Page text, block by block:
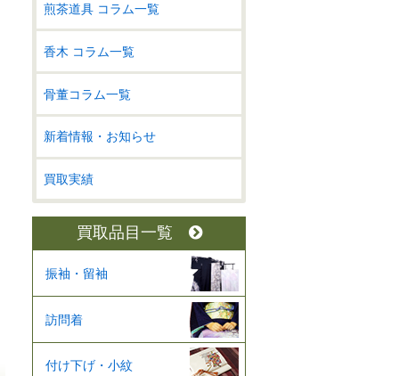
煎茶道具 コラム一覧
香木 コラム一覧
骨董コラム一覧
新着情報・お知らせ
買取実績
買取品目一覧
振袖・留袖
訪問着
付け下げ・小紋